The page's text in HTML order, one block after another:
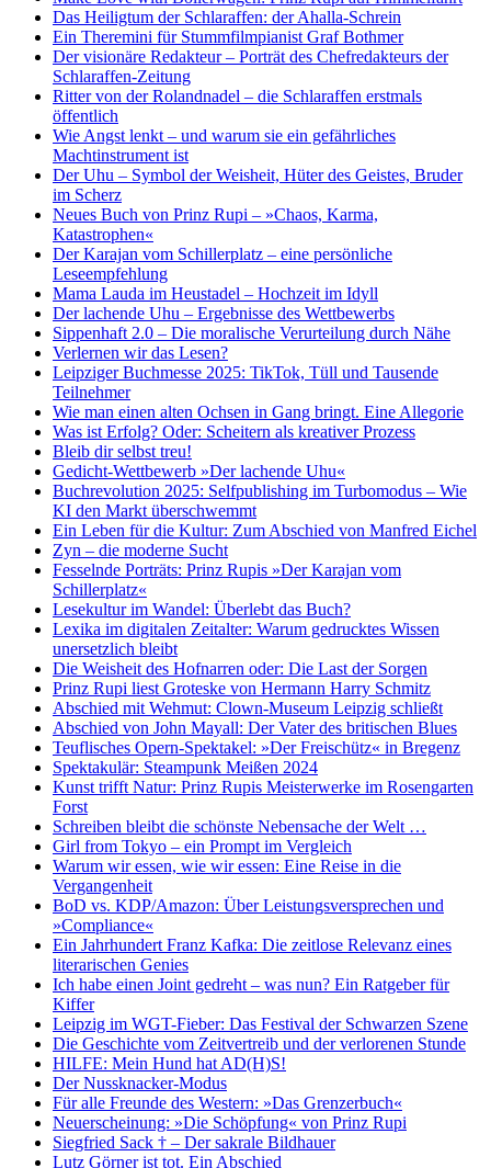
Das Heiligtum der Schlaraffen: der Ahalla-Schrein
Ein Theremini für Stummfilmpianist Graf Bothmer
Der visionäre Redakteur – Porträt des Chefredakteurs der
Schlaraffen-Zeitung
Ritter von der Rolandnadel – die Schlaraffen erstmals
öffentlich
Wie Angst lenkt – und warum sie ein gefährliches
Machtinstrument ist
Der Uhu – Symbol der Weisheit, Hüter des Geistes, Bruder
im Scherz
Neues Buch von Prinz Rupi – »Chaos, Karma,
Katastrophen«
Der Karajan vom Schillerplatz – eine persönliche
Leseempfehlung
Mama Lauda im Heustadel – Hochzeit im Idyll
Der lachende Uhu – Ergebnisse des Wettbewerbs
Sippenhaft 2.0 – Die moralische Verurteilung durch Nähe
Verlernen wir das Lesen?
Leipziger Buchmesse 2025: TikTok, Tüll und Tausende
Teilnehmer
Wie man einen alten Ochsen in Gang bringt. Eine Allegorie
Was ist Erfolg? Oder: Scheitern als kreativer Prozess
Bleib dir selbst treu!
Gedicht-Wettbewerb »Der lachende Uhu«
Buchrevolution 2025: Selfpublishing im Turbomodus – Wie
KI den Markt überschwemmt
Ein Leben für die Kultur: Zum Abschied von Manfred Eichel
Zyn – die moderne Sucht
Fesselnde Porträts: Prinz Rupis »Der Karajan vom
Schillerplatz«
Lesekultur im Wandel: Überlebt das Buch?
Lexika im digitalen Zeitalter: Warum gedrucktes Wissen
unersetzlich bleibt
Die Weisheit des Hofnarren oder: Die Last der Sorgen
Prinz Rupi liest Groteske von Hermann Harry Schmitz
Abschied mit Wehmut: Clown-Museum Leipzig schließt
Abschied von John Mayall: Der Vater des britischen Blues
Teuflisches Opern-Spektakel: »Der Freischütz« in Bregenz
Spektakulär: Steampunk Meißen 2024
Kunst trifft Natur: Prinz Rupis Meisterwerke im Rosengarten
Forst
Schreiben bleibt die schönste Nebensache der Welt …
Girl from Tokyo – ein Prompt im Vergleich
Warum wir essen, wie wir essen: Eine Reise in die
Vergangenheit
BoD vs. KDP/Amazon: Über Leistungsversprechen und
»Compliance«
Ein Jahrhundert Franz Kafka: Die zeitlose Relevanz eines
literarischen Genies
Ich habe einen Joint gedreht – was nun? Ein Ratgeber für
Kiffer
Leipzig im WGT-Fieber: Das Festival der Schwarzen Szene
Die Geschichte vom Zeitvertreib und der verlorenen Stunde
HILFE: Mein Hund hat AD(H)S!
Der Nussknacker-Modus
Für alle Freunde des Western: »Das Grenzerbuch«
Neuerscheinung: »Die Schöpfung« von Prinz Rupi
Siegfried Sack † – Der sakrale Bildhauer
Lutz Görner ist tot. Ein Abschied